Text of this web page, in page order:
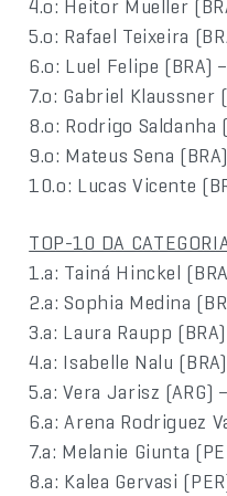
4.o: Heitor Mueller
5.o: Rafael Teixeira
6.o: Luel Felipe (BRA)
7.o: Gabriel Klaussner
8.o: Rodrigo Saldanha
9.o: Mateus Sena
10.o: Lucas Vicente
TOP-10 DA
1.a: Tainá Hinckel
2.a: Sophia Medina
3.a: Laura Raupp
4.a: Isabelle Nalu
5.a: Vera Jarisz (ARG)
6.a: Arena Rodriguez
7.a: Melanie Giunta
8.a: Kalea Gervasi